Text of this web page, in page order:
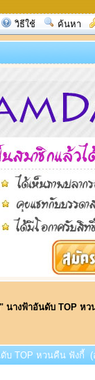
วิธีใช้ ค้นหา
นางฟ้าอันดับ TOP ห
บ TOP หวนคืน ฟังกี้ (